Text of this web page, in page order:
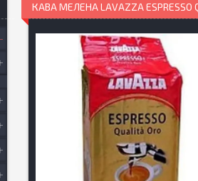
КАВА МЕЛЕНА LAVAZZA ESPRESSO